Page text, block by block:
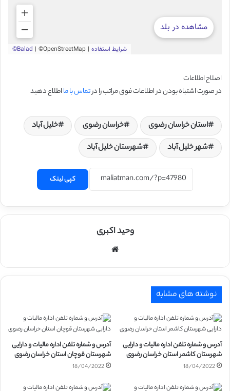
اصلاح اطلاعات
در صورت اشتباه بودن در اطلاعات فوق مراتب را درتماس با مااطلاع دهید
استان خراسان رضوی خراسان رضوی
خلیل آباد
شهر خلیل آباد
شهرستان خلیل آباد
کپی لینک
وحید اکبری
نوشته های مشابه
آدرس و شماره تلفن اداره مالیات و دارایی
شهرستان کاشمر استان خراسان رضوی
18/04/2022
آدرس و شماره تلفن اداره مالیات و دارایی
شهرستان قوچان استان خراسان رضوی
18/04/2022